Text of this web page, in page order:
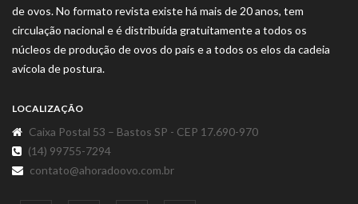
de ovos. No formato revista existe há mais de 20 anos, tem
circulação nacional e é distribuída gratuitamente a todos os
núcleos de produção de ovos do país e a todos os elos da cadeia
avícola de postura.
LOCALIZAÇÃO
Caixa Postal 53 – Bastos SP - CEP 17.690-970
(14) 99755-7294
contato@ahoradoovo.com.br